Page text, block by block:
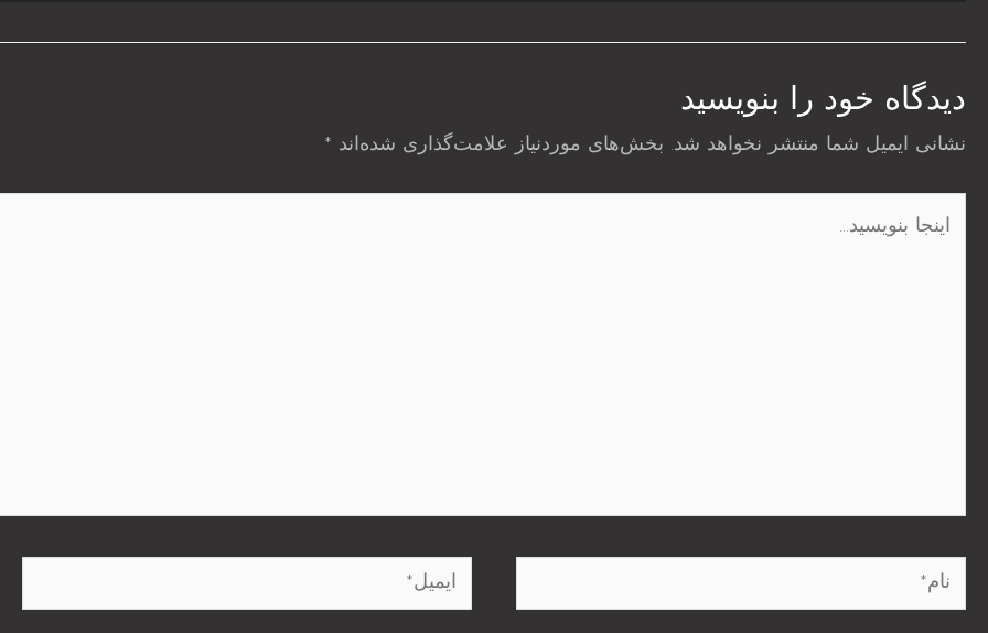
دیدگاه‌ خود را بنویسید
نشانی ایمیل شما منتشر نخواهد شد. بخش‌های موردنیاز علامت‌گذاری شده‌اند *
نام* ایمیل*